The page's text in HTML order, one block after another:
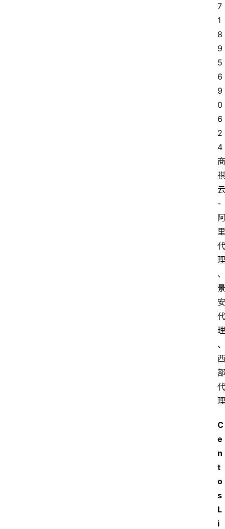
7
1
8
9
5
6
9
0
6
2
4
商
祺
云
-
阿
里
代
理
、
景
安
代
理
、
西
部
代
理
C
e
n
t
o
s
L
i